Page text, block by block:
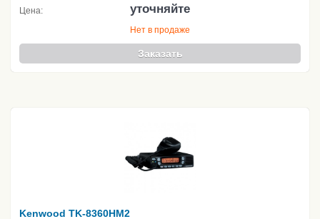
Цена: уточняйте
Нет в продаже
Заказать
Kenwood TK-8360HM2